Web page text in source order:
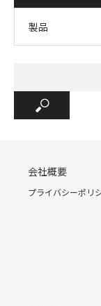
※画像はイメージ
※数値は理論値
せんので予めご
製品
会社概要
プライバシーポリ